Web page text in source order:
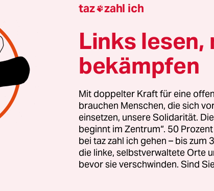
Gebäude in Weissach im Tal bei Stuttgart
niemand. Zur Brandursache könne noch
sagte ein Polizeisprecher am Morgen.
Ausschließen könne man derzeit nichts.
halten die Beamten für möglich – es
7.000 Einwohner zählenden Gemeinde.
Altbau sollte in Kürze renoviert werden.
unbewohnbar, so der Sprecher. Der
Der leerstehende Altbau hatte gegen
später waren Rettungskräfte vor Ort.
nach rund einer Stunde unter Kontrolle.
taz zahl ich
Links lesen,
bekämpfen
Mit doppelter Kraft für eine
brauchen Menschen, die sich
einsetzen, unsere Solidarität.
beginnt im Zentrum“. 50
bei taz zahl ich gehen – bis zum
die linke, selbstverwaltete Orte
bevor sie verschwinden. Sind